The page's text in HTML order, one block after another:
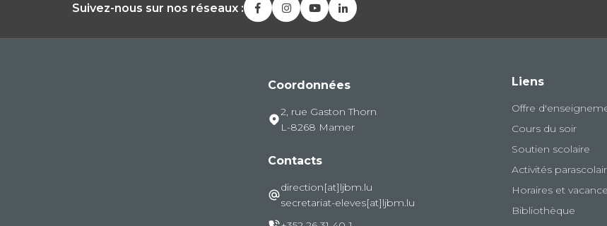
Suivez-nous sur nos réseaux :
Coordonnées
2, rue Gaston Thorn
L-8268 Mamer
Contacts
direction[at]ljbm.lu
secretariat-eleves[at]ljbm.lu
Liens
Offre
Cours du soir
Soutien scolaire
Activités
Horaires et
Bibliothèque